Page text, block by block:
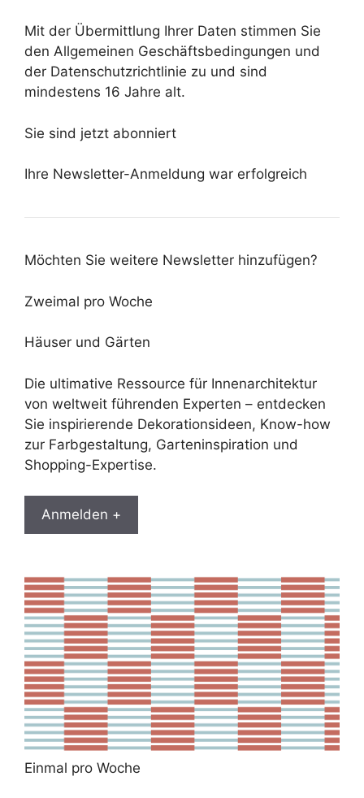
Mit der Übermittlung Ihrer Daten stimmen Sie
den Allgemeinen Geschäftsbedingungen und
der Datenschutzrichtlinie zu und sind
mindestens 16 Jahre alt.
Sie sind jetzt abonniert
Ihre Newsletter-Anmeldung war erfolgreich
Möchten Sie weitere Newsletter hinzufügen?
Zweimal pro Woche
Häuser und Gärten
Die ultimative Ressource für Innenarchitektur
von weltweit führenden Experten – entdecken
Sie inspirierende Dekorationsideen, Know-how
zur Farbgestaltung, Garteninspiration und
Shopping-Expertise.
Anmelden +
Einmal pro Woche